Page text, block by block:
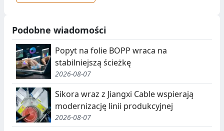
Podobne wiadomości
Popyt na folie BOPP wraca na
stabilniejszą ścieżkę
2026-08-07
Sikora wraz z Jiangxi Cable wspierają
modernizację linii produkcyjnej
2026-08-07